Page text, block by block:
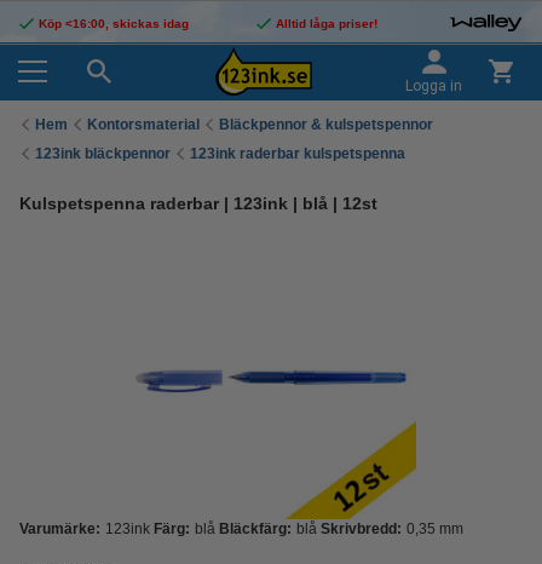
Köp <16:00, skickas idag Alltid låga priser!
Logga in
Hem Kontorsmaterial
Bläckpennor & kulspetspennor
123ink bläckpennor
123ink raderbar kulspetspenna
Kulspetspenna raderbar | 123ink | blå | 12st
Varumärke: 123ink Färg: blå Bläckfärg: blå Skrivbredd: 0,35 mm